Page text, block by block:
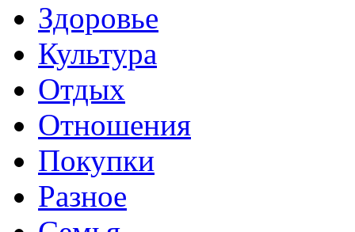
Здоровье
Культура
Отдых
Отношения
Покупки
Разное